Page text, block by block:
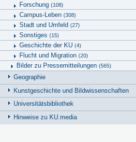
Forschung (108)
Campus-Leben (308)
Stadt und Umfeld (27)
Sonstiges (15)
Geschichte der KU (4)
Flucht und Migration (20)
Bilder zu Pressemitteilungen (565)
Geographie
Kunstgeschichte und Bildwissenschaften
Universitätsbibliothek
Hinweise zu KU.media